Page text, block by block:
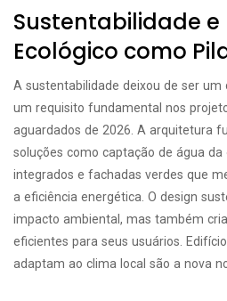
Sustentabilidade e
Ecológico como
A sustentabilidade deixou de ser
um requisito fundamental nos
aguardados de 2026. A arquitetura
soluções como captação de água da
integrados e fachadas verdes que
a eficiência energética. O design
impacto ambiental, mas também
eficientes para seus usuários.
adaptam ao clima local são a nova